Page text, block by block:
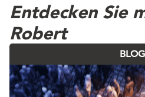
Entdecken Sie
Robert
BLOG